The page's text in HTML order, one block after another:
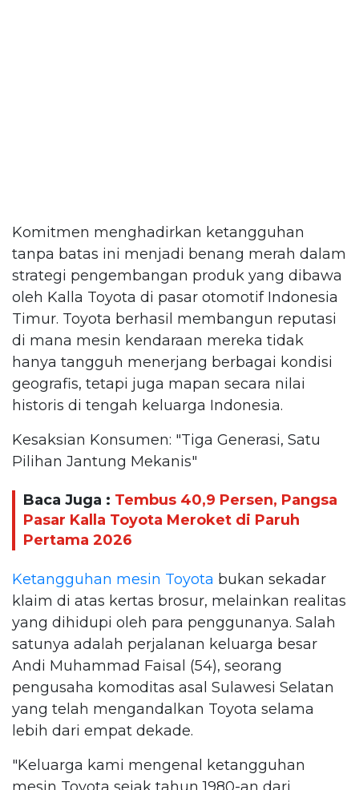
Komitmen menghadirkan ketangguhan
tanpa batas ini menjadi benang merah dalam
strategi pengembangan produk yang dibawa
oleh Kalla Toyota di pasar otomotif Indonesia
Timur. Toyota berhasil membangun reputasi
di mana mesin kendaraan mereka tidak
hanya tangguh menerjang berbagai kondisi
geografis, tetapi juga mapan secara nilai
historis di tengah keluarga Indonesia.
Kesaksian Konsumen: "Tiga Generasi, Satu
Pilihan Jantung Mekanis"
Baca Juga : Tembus 40,9 Persen, Pangsa
Pasar Kalla Toyota Meroket di Paruh
Pertama 2026
Ketangguhan mesin Toyota bukan sekadar
klaim di atas kertas brosur, melainkan realitas
yang dihidupi oleh para penggunanya. Salah
satunya adalah perjalanan keluarga besar
Andi Muhammad Faisal (54), seorang
pengusaha komoditas asal Sulawesi Selatan
yang telah mengandalkan Toyota selama
lebih dari empat dekade.
"Keluarga kami mengenal ketangguhan